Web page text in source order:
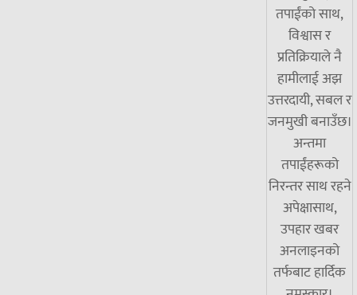
तपाईंको साथ,
विश्वास र
प्रतिक्रियाले नै
हामीलाई अझ
उत्तरदायी, सबल र
जनमुखी बनाउँछ।
अन्तमा
तपाईंहरूको
निरन्तर साथ रहने
अपेक्षासाथ,
उपहार खबर
अनलाइनको
तर्फबाट हार्दिक